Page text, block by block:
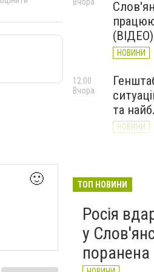
🙂
(ВІДЕО)
НОВИНИ
та
НОВИНИ
12:00
Вчора
ТОП НОВИНИ
Росія
у
поранена